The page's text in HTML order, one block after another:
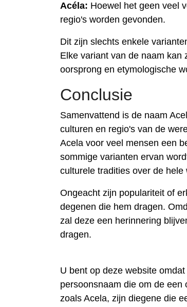
Acéla: Hoewel het geen veel
regio's worden gevonden.
Dit zijn slechts enkele
Elke variant van de naam kan
oorsprong en etymologische
Conclusie
Samenvattend is de naam
culturen en regio's van de
Acela voor veel mensen een
sommige varianten ervan
culturele tradities over de hele
Ongeacht zijn populariteit of
degenen die hem dragen.
zal deze een herinnering
dragen.
U bent op deze website
persoonsnaam die om de
zoals Acela, zijn diegene die